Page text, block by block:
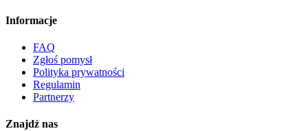
Informacje
FAQ
Zgłoś pomysł
Polityka prywatności
Regulamin
Partnerzy
Znajdź nas